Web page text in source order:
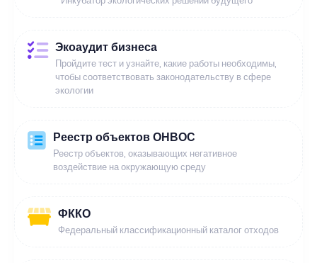
Экоаудит бизнеса
Пройдите тест и узнайте, какие работы необходимы,
чтобы соответствовать законодательству в сфере
экологии
Реестр объектов ОНВОС
Реестр объектов, оказывающих негативное
воздействие на окружающую среду
ФККО
Федеральный классификационный каталог отходов